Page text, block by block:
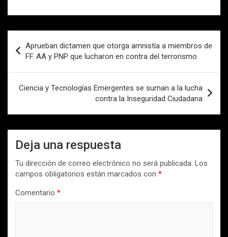
de
entradas
Aprueban dictamen que otorga amnistía a miembros de
FF. AA y PNP que lucharon en contra del terrorismo
Ciencia y Tecnologías Emergentes se suman a la lucha
contra la Inseguridad Ciudadana
Deja una respuesta
Tu dirección de correo electrónico no será publicada. Los
campos obligatorios están marcados con *
Comentario *